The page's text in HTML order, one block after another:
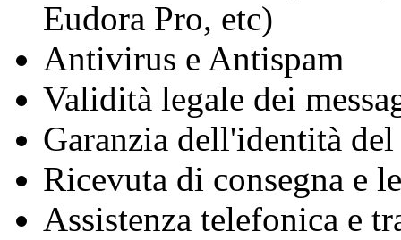
Eudora Pro, etc)
Antivirus e Antispam
Validità legale dei
Garanzia dell'identità
Ricevuta di consegna e
Assistenza telefonica e